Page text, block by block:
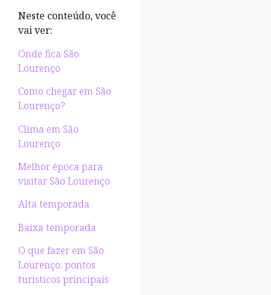
Neste conteúdo, você
vai ver:
Onde fica São
Lourenço
Como chegar em São
Lourenço?
Clima em São
Lourenço
Melhor época para
visitar São Lourenço
Alta temporada
Baixa temporada
O que fazer em São
Lourenço: pontos
turísticos principais